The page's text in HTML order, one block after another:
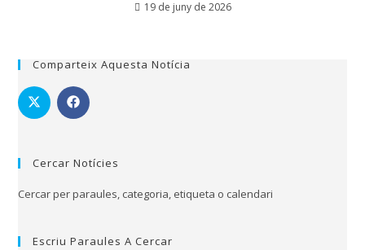
19 de juny de 2026
Comparteix Aquesta Notícia
Cercar Notícies
Cercar per paraules, categoria, etiqueta o calendari
Escriu Paraules A Cercar